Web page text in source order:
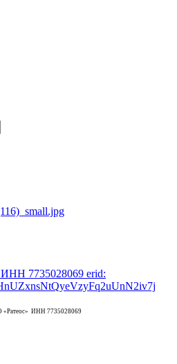
«Ратеос» ИНН 7735028069